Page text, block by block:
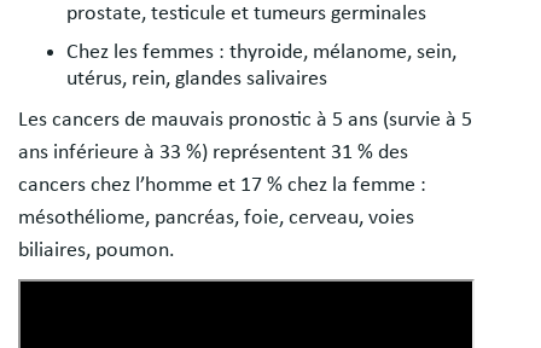
prostate, testicule et tumeurs germinales
Chez les femmes : thyroide, mélanome, sein,
utérus, rein, glandes salivaires
Les cancers de mauvais pronostic à 5 ans (survie à 5
ans inférieure à 33 %) représentent 31 % des
cancers chez l’homme et 17 % chez la femme :
mésothéliome, pancréas, foie, cerveau, voies
biliaires, poumon.